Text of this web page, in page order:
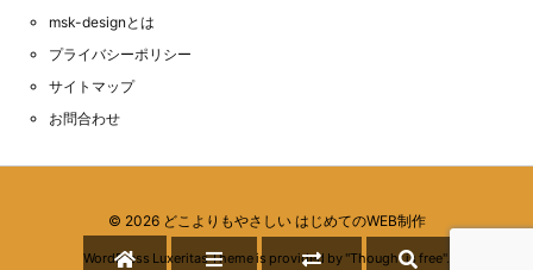
msk-designとは
プライバシーポリシー
サイトマップ
お問合わせ
© 2026 どこよりもやさしい はじめてのWEB制作
WordPress Luxeritas Theme is provided by "Thought is free".